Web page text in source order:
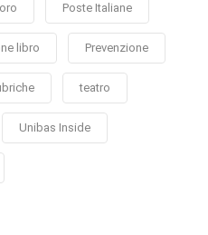
Poste Italiane
libro Prevenzione
teatro
Unibas Inside